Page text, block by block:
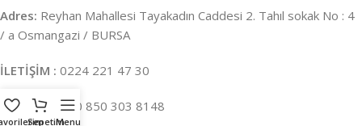
Adres: Reyhan Mahallesi Tayakadın Caddesi 2. Tahıl sokak No : 4
/ a Osmangazi / BURSA
İLETİŞİM : 0224 221 47 30
WHATSAPP :0 850 303 8148
SepetimMenu